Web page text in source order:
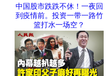
中国股市跌跌不休！一夜回
到疫情前。投资一带一路竹
篮打水一场空？